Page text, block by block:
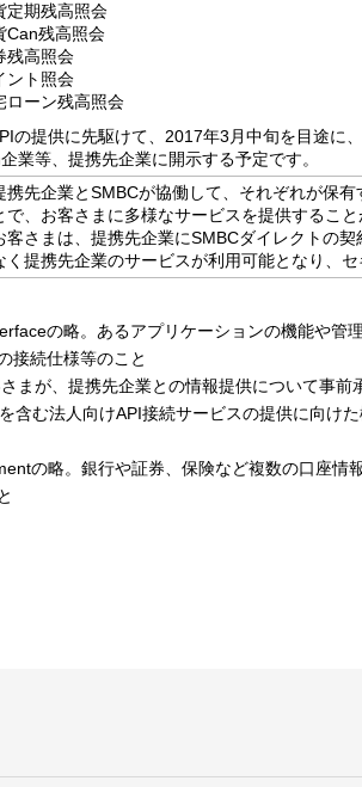
定期残高照会
Can残高照会
残高照会
ント照会
ローン残高照会
の提供に先駆けて、2017年3月中旬を目途に
業等、提携先企業に開示する予定です。
携先企業とSMBCが協働して、それぞれが保
で、お客さまに多様なサービスを提供すること
客さまは、提携先企業にSMBCダイレクトの
く提携先企業のサービスが利用可能となり、
の略。あるアプリケーションの機能や管
接続仕様等のこと
が、提携先企業との情報提供について事前
む法人向けAPI接続サービスの提供に向け
の略。銀行や証券、保険など複数の口座情